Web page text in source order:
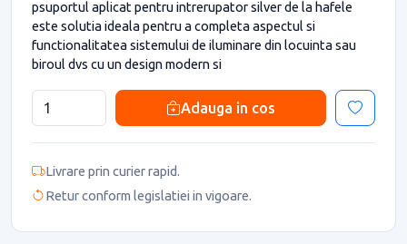
psuportul aplicat pentru intrerupator silver de la hafele
este solutia ideala pentru a completa aspectul si
functionalitatea sistemului de iluminare din locuinta sau
biroul dvs cu un design modern si
Adauga in cos
Livrare prin curier rapid.
Retur conform legislatiei in vigoare.